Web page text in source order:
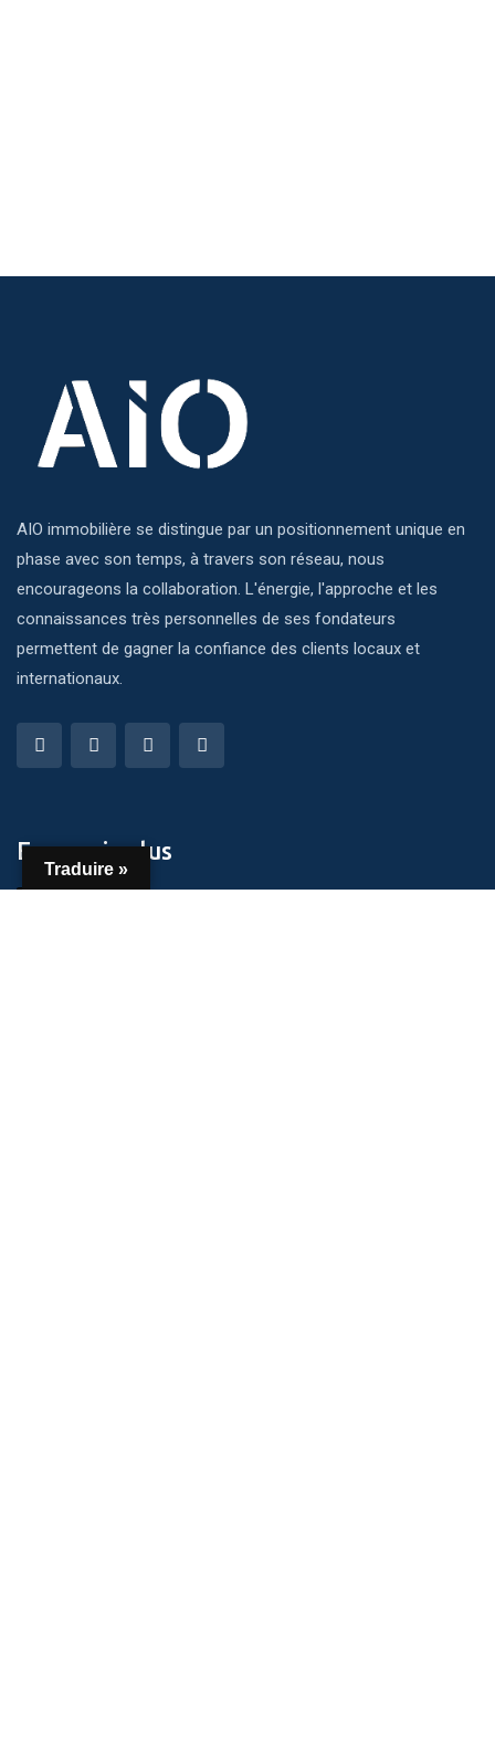
AIO immobilière se distingue par un positionnement unique en
phase avec son temps, à travers son réseau, nous
encourageons la collaboration. L'énergie, l'approche et les
connaissances très personnelles de ses fondateurs
permettent de gagner la confiance des clients locaux et
internationaux.
En savoir plus
Traduire »